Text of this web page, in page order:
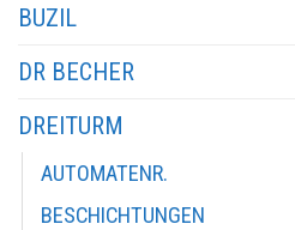
BUZIL
DR BECHER
DREITURM
AUTOMATENR.
BESCHICHTUNGEN